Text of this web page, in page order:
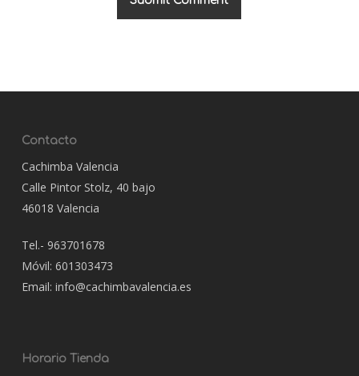
Contacto
Cachimba Valencia
Calle Pintor Stolz, 40 bajo
46018 Valencia
Tel.- 963701678
Móvil: 601303473
Email: info@cachimbavalencia.es
Horario Tienda